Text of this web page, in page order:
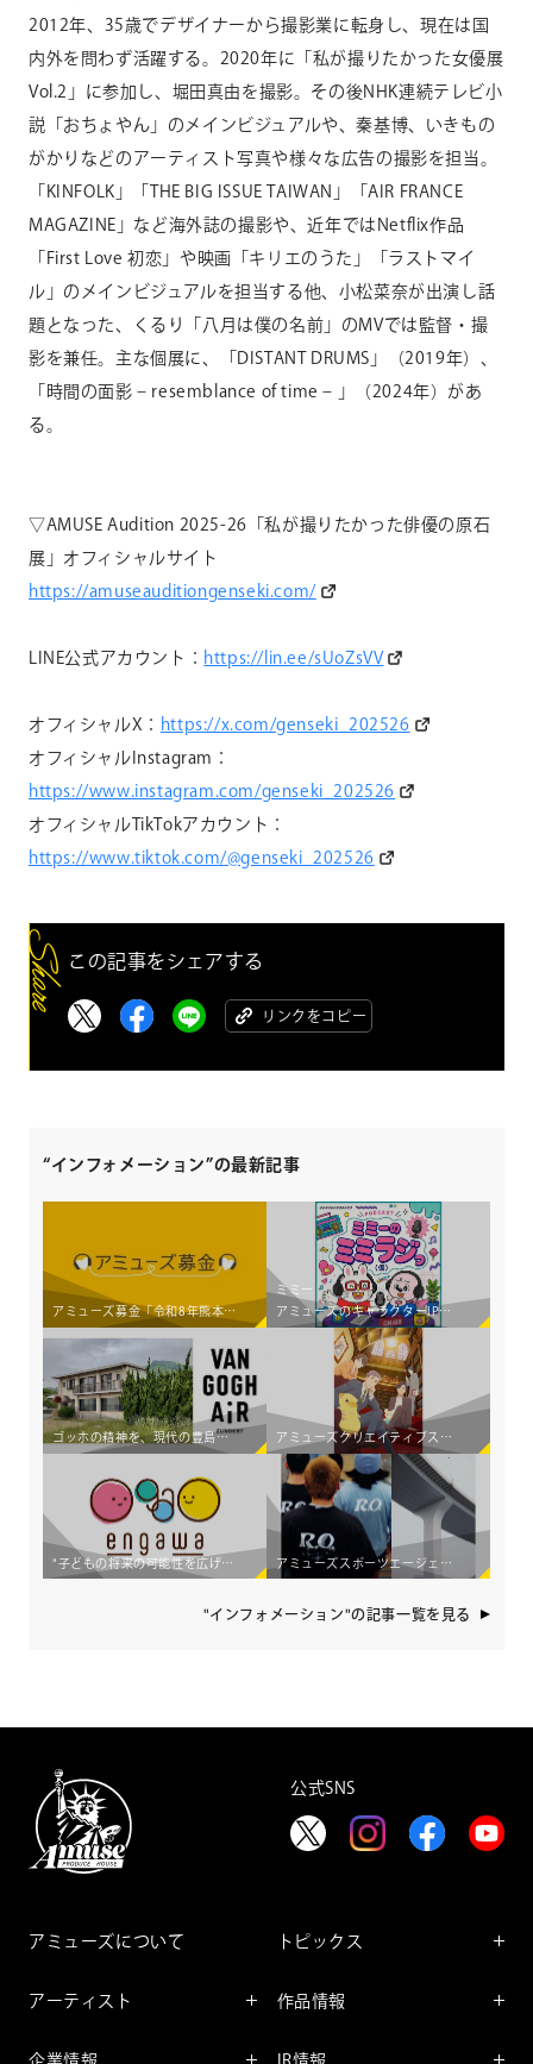
2012年、35歳でデザイナーから撮影業に転身し、現在は国
内外を問わず活躍する。2020年に「私が撮りたかった女優展
Vol.2」に参加し、堀田真由を撮影。その後NHK連続テレビ小
説「おちょやん」のメインビジュアルや、秦基博、いきもの
がかりなどのアーティスト写真や様々な広告の撮影を担当。
「KINFOLK」「THE BIG ISSUE TAIWAN」「AIR FRANCE
MAGAZINE」など海外誌の撮影や、近年ではNetflix作品
「First Love 初恋」や映画「キリエのうた」「ラストマイ
ル」のメインビジュアルを担当する他、小松菜奈が出演し話
題となった、くるり「八月は僕の名前」のMVでは監督・撮
影を兼任。主な個展に、「DISTANT DRUMS」（2019年）、
「時間の面影 – resemblance of time – 」（2024年）があ
る。
▽AMUSE Audition 2025-26「私が撮りたかった俳優の原石
展」オフィシャルサイト
https://amuseauditiongenseki.com/
LINE公式アカウント： https://lin.ee/sUoZsVV
オフィシャルX：
https://x.com/genseki_202526
オフィシャルInstagram：
https://www.instagram.com/genseki_202526
オフィシャルTikTokアカウント：
https://www.tiktok.com/@genseki_202526
この記事をシェアする
リンクをコピー
“インフォメーション”の最新記事
アミューズ募金「令和8年熊本地震災害義援金」受付開始のお知らせ
ミミー
アミューズのキャラクターIP×若手アーティスト育成コンテンツ 新Podcast番組「ミミーのミミラジっ（仮）」 8月6日（木）より配信スタート！
ゴッホの精神を、現代の豊島へ。アミューズ、初の国際アーティスト・イン・レジデンス「Van Gogh AiR - Teshima Japan」始動 ～オランダの若手アーティスト3組が豊島の暮らしと交差し、新たな価値を創造する～ アミューズクリエイティブスタジオが TVアニメ「おじさんはカワイイものがお好き。」をプロデュース
"子どもの将来の可能性を広げたい"2人の新入社員の想いから生まれた 食事×エンタメ体験支援企画「engawa 夏のワークショップ2026」開催！ アミューズスポーツエージェンシーが、ランニングを起点としたカルチャークリエイティブプロダクション"Running Observatory"をローンチ
"インフォメーション"の記事一覧を見る
公式SNS
アミューズについて
アーティスト
企業情報
トピックス
レポート
作品情報
IR情報